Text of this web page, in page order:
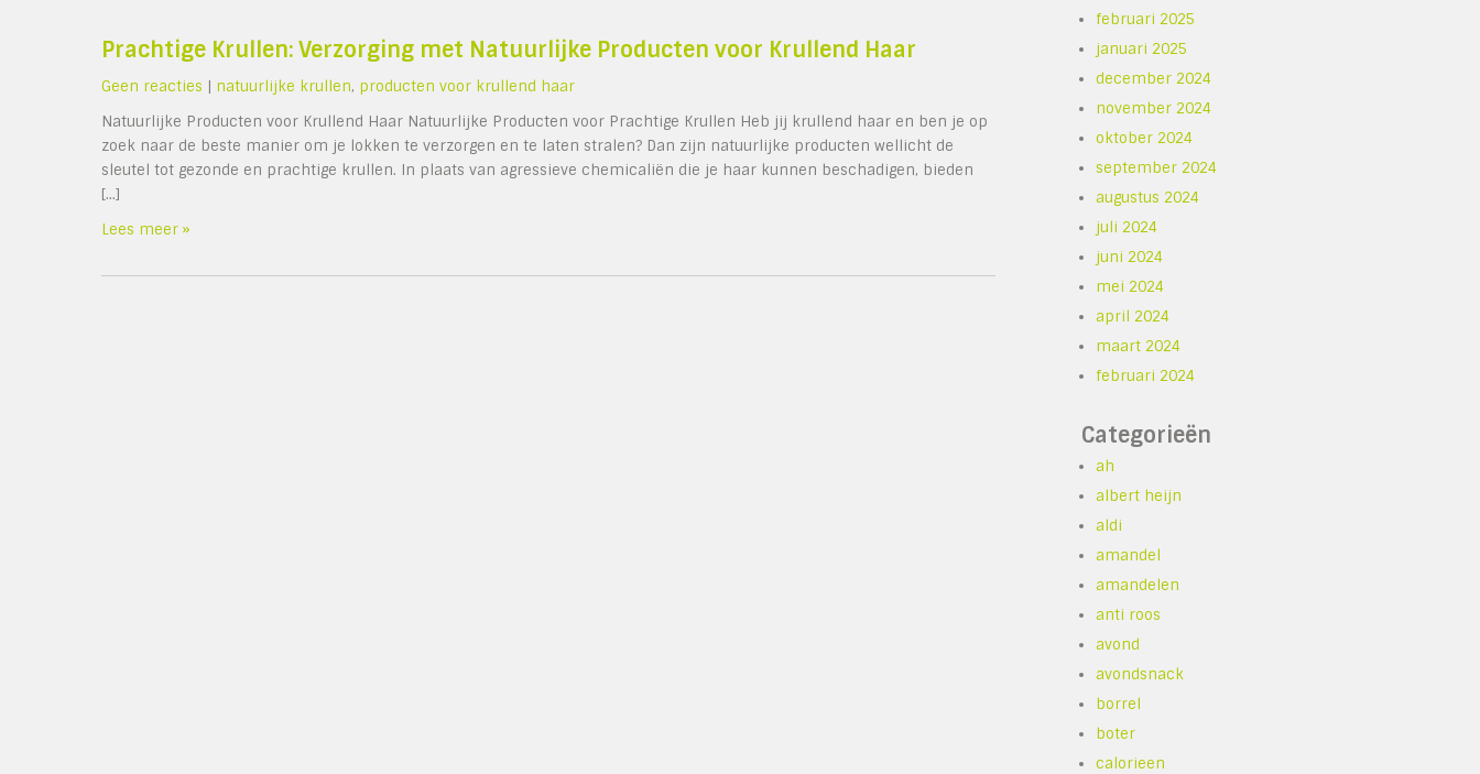
Prachtige Krullen: Verzorging met Natuurlijke Producten voor Krullend Haar
Geen reacties | natuurlijke krullen, producten voor krullend haar
Natuurlijke Producten voor Krullend Haar Natuurlijke Producten voor Prachtige Krullen Heb jij krullend haar en ben je op
zoek naar de beste manier om je lokken te verzorgen en te laten stralen? Dan zijn natuurlijke producten wellicht de
sleutel tot gezonde en prachtige krullen. In plaats van agressieve chemicaliën die je haar kunnen beschadigen, bieden
[…]
Lees meer »
februari 2025
januari 2025
december 2024
november 2024
oktober 2024
september 2024
augustus 2024
juli 2024
juni 2024
mei 2024
april 2024
maart 2024
februari 2024
Categorieën
ah
albert heijn
aldi
amandel
amandelen
anti roos
avond
avondsnack
borrel
boter
calorieen